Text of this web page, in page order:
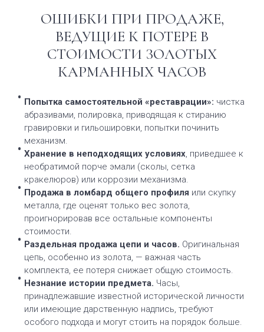
ОШИБКИ ПРИ ПРОДАЖЕ,
ВЕДУЩИЕ К ПОТЕРЕ В
СТОИМОСТИ ЗОЛОТЫХ
КАРМАННЫХ ЧАСОВ
Попытка самостоятельной «реставрации»: чистка
абразивами, полировка, приводящая к стиранию
гравировки и гильошировки, попытки починить
механизм.
Хранение в неподходящих условиях, приведшее к
необратимой порче эмали (сколы, сетка
кракелюров) или коррозии механизма.
Продажа в ломбард общего профиля или скупку
металла, где оценят только вес золота,
проигнорировав все остальные компоненты
стоимости.
Раздельная продажа цепи и часов. Оригинальная
цепь, особенно из золота, — важная часть
комплекта, ее потеря снижает общую стоимость.
Незнание истории предмета. Часы,
принадлежавшие известной исторической личности
или имеющие дарственную надпись, требуют
особого подхода и могут стоить на порядок больше.